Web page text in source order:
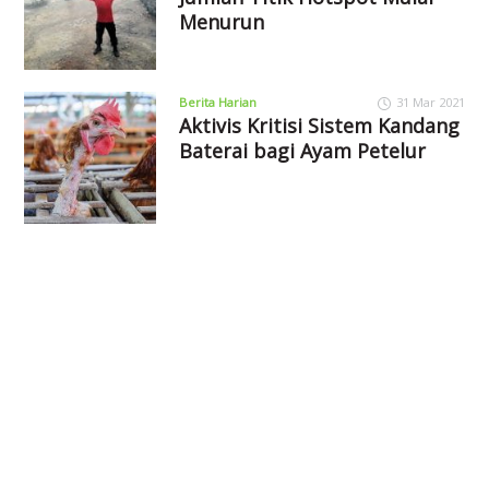
Menurun
Berita Harian 31 Mar 2021
Aktivis Kritisi Sistem Kandang
Baterai bagi Ayam Petelur